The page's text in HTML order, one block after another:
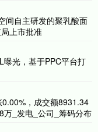
间自主研发的聚乳酸面
上市批准
光，基于PPC平台打
，成交额8931.34
_发电_公司_筹码分布